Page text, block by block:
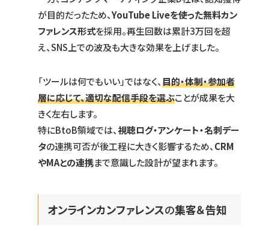
が目的だったため、YouTube Liveを使った無料カン
ファレンス形式を採用。再生回数は累計3万回を超
え、SNS上での波及も大きな効果を上げました。
「ツールは何でもいい」ではなく、目的・体制・参加者
層に応じて、適切な配信手段を選ぶことが成果を大
きく左右します。
特にBtoB領域では、視聴ログ・アンケート・名刺デー
タの連携可否が後工程に大きく影響するため、CRM
やMAとの連携まで意識した設計が望まれます。
オンラインカンファレンスの集客＆告知